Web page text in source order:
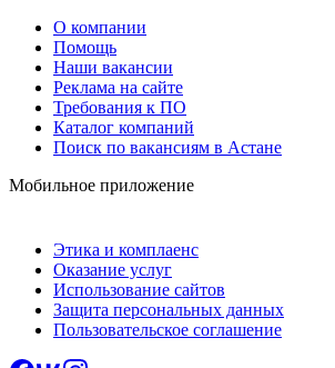
О компании
Помощь
Наши вакансии
Реклама на сайте
Требования к ПО
Каталог компаний
Поиск по вакансиям в Астане
Мобильное приложение
Этика и комплаенс
Оказание услуг
Использование сайтов
Защита персональных данных
Пользовательское соглашение